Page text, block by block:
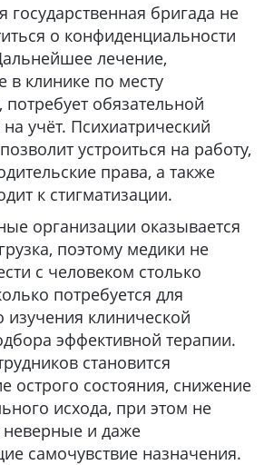
государственная бригада не
о конфиденциальности
лечение,
в клинике по месту
потребует обязательной
учёт. Психиатрический
устроиться на работу,
права, а также
к стигматизации.
организации оказывается
поэтому медики не
с человеком столько
потребуется для
изучения клинической
эффективной терапии.
становится
острого состояния, снижение
исхода, при этом не
и даже
самочувствие назначения.